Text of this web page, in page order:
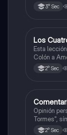
3° Sec
Ciencias
Los
Esta
Colón a
Castilla,
2° Sec
Castellano
Opinión
Tormes",
en la2° Sec